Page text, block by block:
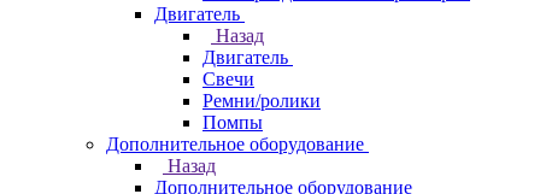
Двигатель
Назад
Двигатель
Свечи
Ремни/ролики
Помпы
Дополнительное оборудование
Назад
Дополнительное оборудование